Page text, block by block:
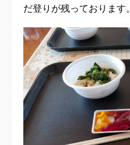
だ登りが残っております。